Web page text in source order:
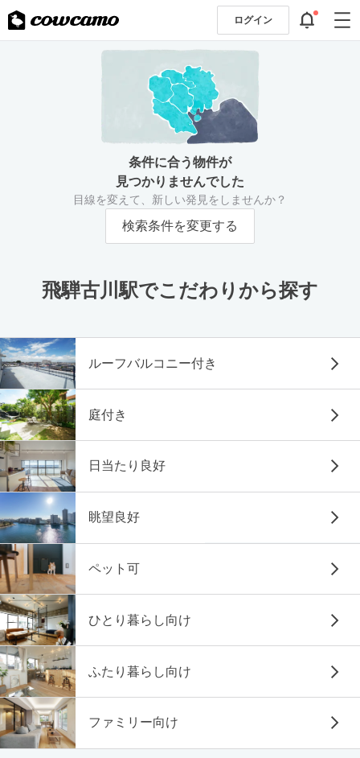
ログイン
条件に合う物件が
見つかりませんでした
目線を変えて、新しい発見をしませんか？
検索条件を変更する
飛騨古川駅でこだわりから探す
ルーフバルコニー付き
庭付き
日当たり良好
眺望良好
ペット可
ひとり暮らし向け
ふたり暮らし向け
ファミリー向け